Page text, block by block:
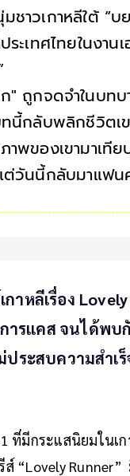
ชาวเกาหลีใต้ “
ระเทศไทยในงา
" ถูกจดจำในบท
นี้กลับพลิกชีวิตเ
าพของเขามาเ
วันนี้กลับมาแฟน
าหลีเรื่อง
การแคส จนได้
ประสบความสำ
ที่มีกระแสนิยมในเ
ส์ “Lovely